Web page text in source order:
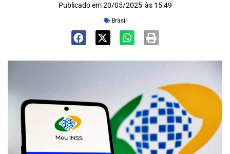
Publicado em 20/05/2025 às 15:49
Brasil